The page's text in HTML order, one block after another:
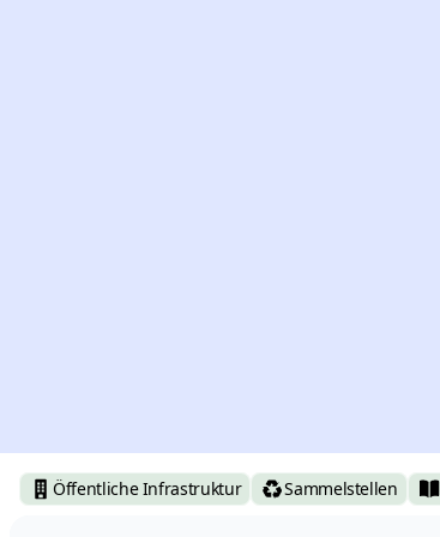
Öffentliche Infrastruktur Sammelstellen